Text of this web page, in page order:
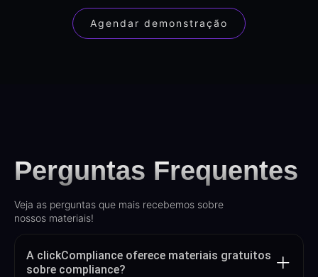
Agendar demonstração
Perguntas Frequentes
Veja as perguntas que mais recebemos sobre
nossos materiais!
A clickCompliance oferece materiais gratuitos
sobre compliance?